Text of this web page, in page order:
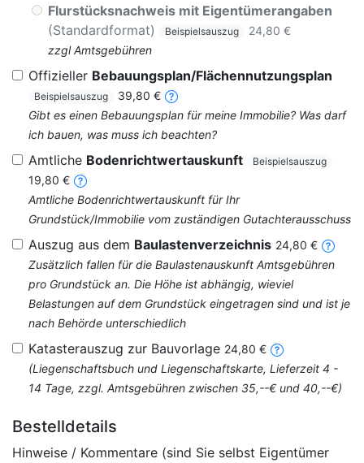
Flurstücksnachweis mit Eigentümerangaben
(Standardformat)
Beispielsauszug
24,80 €
zzgl Amtsgebühren
Offizieller Bebauungsplan/Flächennutzungsplan
Beispielsauszug
39,80 €
Gibt es einen Bebauungsplan für meine Immobilie? Was darf
ich bauen, was muss ich beachten?
Amtliche Bodenrichtwertauskunft Beispielsauszug
19,80 €
Amtliche Bodenrichtwertauskunft für Ihr
Grundstück/Immobilie vom zuständigen Gutachterausschuss
Auszug aus dem Baulastenverzeichnis 24,80 €
Zusätzlich fallen für die Baulastenauskunft Amtsgebühren
pro Grundstück an. Die Höhe ist abhängig, wieviel
Belastungen auf dem Grundstück eingetragen sind und ist je
nach Behörde unterschiedlich
Katasterauszug zur Bauvorlage 24,80 €
(Liegenschaftsbuch und Liegenschaftskarte, Lieferzeit 4 -
14 Tage, zzgl. Amtsgebühren zwischen 35,--€ und 40,--€)
Bestelldetails
Hinweise / Kommentare (sind Sie selbst Eigentümer